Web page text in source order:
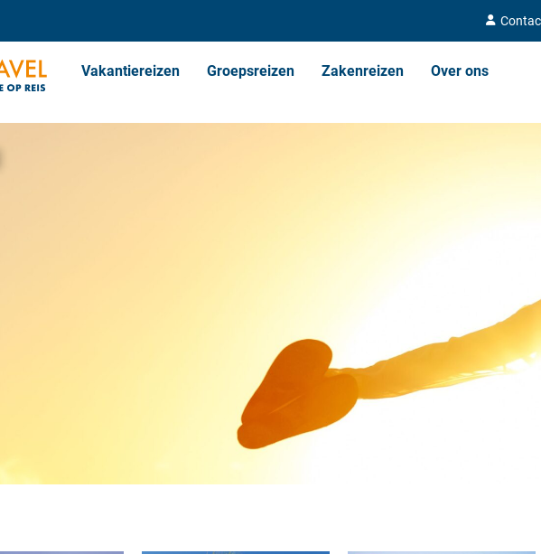
Vakantiereizen Groepsreizen Zakenreizen Over ons